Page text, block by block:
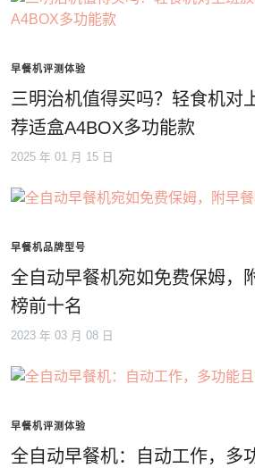
早餐机评测体验
三明治机值得买吗？轻食机对
荐适盒A4BOX多功能款
2025 年 01 月 15 日
早餐机品牌型号
全自动早餐机宛如免费保姆，
榜前十名
2023 年 03 月 08 日
早餐机评测体验
全自动早餐机：自动工作，多